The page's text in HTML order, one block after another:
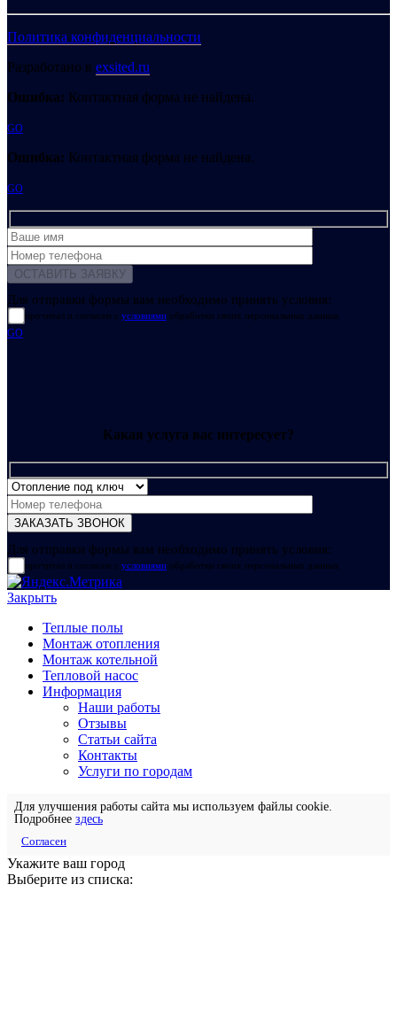
Политика конфиденциальности
Разработано в exsited.ru
Ошибка: Контактная форма не найдена.
GO
Ошибка: Контактная форма не найдена.
GO
Для отправки формы вам необходимо принять условия:
прочитал и согласен с условиями обработки своих персональных данных
GO
Какая услуга вас интересует?
Для отправки формы вам необходимо принять условия:
прочитал и согласен с условиями обработки своих персональных данных
Закрыть
Теплые полы
Монтаж отопления
Монтаж котельной
Тепловой насос
Информация
Наши работы
Отзывы
Статьи сайта
Контакты
Услуги по городам
Для улучшения работы сайта мы используем файлы cookie.
Подробнее здесь
Согласен
Укажите ваш город
Выберите из списка: